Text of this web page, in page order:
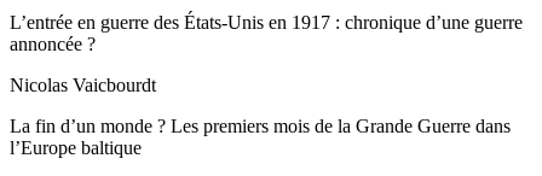
L’entrée en guerre des États-Unis en 1917 : chronique d’une guerre
annoncée ?
Nicolas Vaicbourdt
La fin d’un monde ? Les premiers mois de la Grande Guerre dans
l’Europe baltique